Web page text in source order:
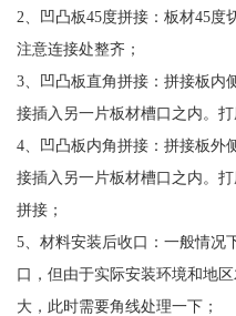
2、凹凸板45度拼接：板材45
注意连接处整齐；
3、凹凸板直角拼接：拼接板内
接插入另一片板材槽口之内。打
4、凹凸板内角拼接：拼接板外
接插入另一片板材槽口之内。
拼接；
5、材料安装后收口：一般情况
口，但由于实际安装环境和地
大，此时需要角线处理一下；